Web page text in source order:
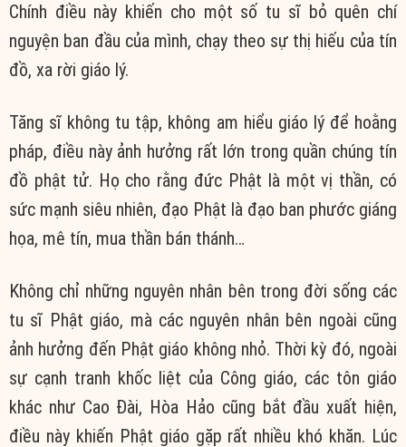
Chính điều này khiến cho một số tu sĩ bỏ quên chí
nguyện ban đầu của mình, chạy theo sự thị hiếu của tín
đồ, xa rời giáo lý.
Tăng sĩ không tu tập, không am hiểu giáo lý để hoằng
pháp, điều này ảnh hưởng rất lớn trong quần chúng tín
đồ phật tử. Họ cho rằng đức Phật là một vị thần, có
sức mạnh siêu nhiên, đạo Phật là đạo ban phước giáng
họa, mê tín, mua thần bán thánh…
Không chỉ những nguyên nhân bên trong đời sống các
tu sĩ Phật giáo, mà các nguyên nhân bên ngoài cũng
ảnh hưởng đến Phật giáo không nhỏ. Thời kỳ đó, ngoài
sự cạnh tranh khốc liệt của Công giáo, các tôn giáo
khác như Cao Đài, Hòa Hảo cũng bắt đầu xuất hiện,
điều này khiến Phật giáo gặp rất nhiều khó khăn. Lúc